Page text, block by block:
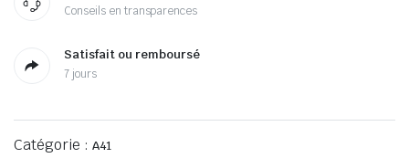
Conseils en transparences
Satisfait ou remboursé
7 jours
Catégorie : A41